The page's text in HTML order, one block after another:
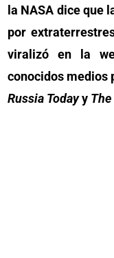
la NASA dice que
por
viralizó en la
conocidos medios
Russia Todayy